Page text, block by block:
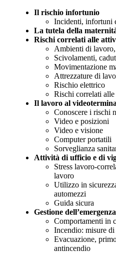
Il rischio infortunio
Incidenti, infortuni
La tutela della
Rischi correlati alle
Ambienti di
Scivolamenti,
Movimentazione
Attrezzature di
Rischio elettrico
Rischi correlati
Il lavoro al
Conoscere i rischi
Video e posizioni
Video e visione
Computer portatili
Sorveglianza
Attività di ufficio e di
Stress lavoro-
lavoro
Utilizzo in
automezzi
Guida sicura
Gestione dell’emergenza
Comportamenti in
Incendio: misure
Evacuazione,
antincendio